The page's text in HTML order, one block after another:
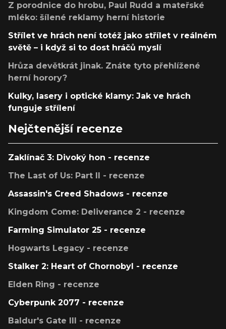
Z porodnice do hrobu, Paul Rudd a mateřské
mléko: šílené reklamy herní historie
Střílet ve hrách není totéž jako střílet v reálném
světě – i když si to dost hráčů myslí
Hrůza devětkrát jinak. Znáte tyto přehlížené
herní horory?
Kulky, lasery i optické klamy: Jak ve hrách
funguje střílení
Nejčtenější recenze
Zaklínač 3: Divoký hon - recenze
The Last of Us: Part II - recenze
Assassin's Creed Shadows - recenze
Kingdom Come: Deliverance 2 - recenze
Farming Simulator 25 - recenze
Hogwarts Legacy - recenze
Stalker 2: Heart of Chornobyl - recenze
Elden Ring - recenze
Cyberpunk 2077 - recenze
Baldur's Gate III - recenze